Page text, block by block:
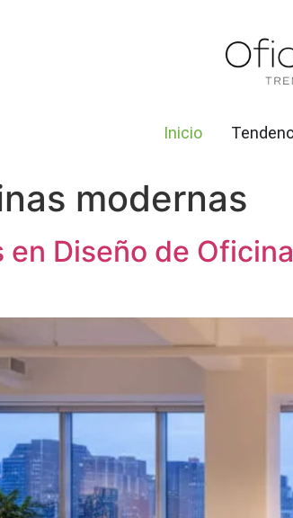
Inicio
modernas
en Diseño de